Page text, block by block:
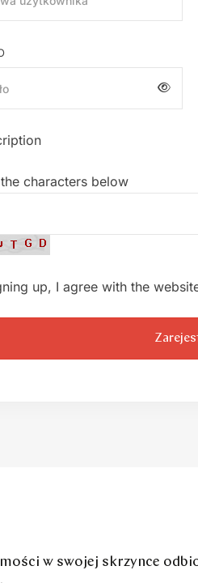
characters below
up, I agree with the
w swojej skrzynce